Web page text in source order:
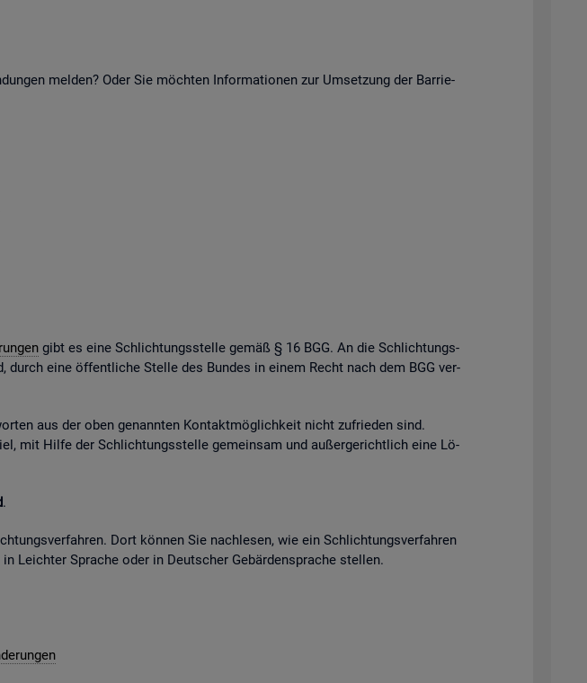
mel­den? Oder Sie möch­ten In­for­ma­tio­nen zur Um­set­zung der Bar­rie­
gibt es eine Schlich­tungs­stel­le gemäß § 16 BGG. An die Schlich­tungs­
durch eine öf­fent­li­che Stel­le des Bun­des in einem Recht nach dem BGG ver­
aus der oben ge­nann­ten Kon­takt­mög­lich­keit nicht zu­frie­den sind.
mit Hilfe der Schlich­tungs­stel­le ge­mein­sam und au­ßer­ge­richt­lich eine Lö­
.
Dort kön­nen Sie nach­le­sen, wie ein Schlich­tungs­ver­fah­ren
Leich­ter Spra­che oder in Deut­scher Ge­bär­den­spra­che stel­len.